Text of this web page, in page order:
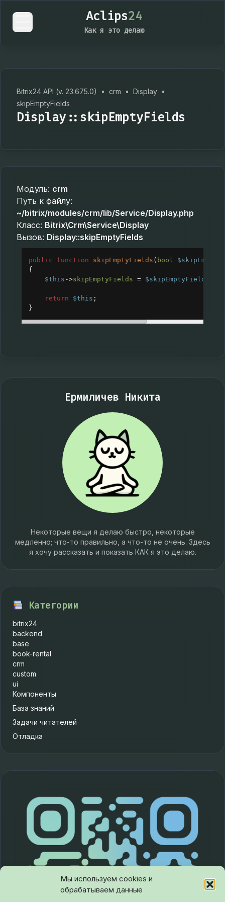
Мы используем cookies и
обрабатываем данные
Aclips24
Как я это делаю
Bitrix24 API (v. 23.675.0) • crm • Display •
skipEmptyFields
Display::skipEmptyFields
Модуль: crm
Путь к файлу:
~/bitrix/modules/crm/lib/Service/Display.php
Класс: Bitrix\Crm\Service\Display
Вызов: Display::skipEmptyFields
public function skipEmptyFields ( bool
{
$this ->skipEmptyFields = $skipEmptyFields
return $this ;
}
Ермиличев Никита
Некоторые вещи я делаю быстро, некоторые
медленно; что-то правильно, а что-то не очень. Здесь
я хочу рассказать и показать КАК я это делаю.
Категории
bitrix24
backend
base
book-rental
crm
custom
ui
Компоненты
База знаний
Задачи читателей
Отладка